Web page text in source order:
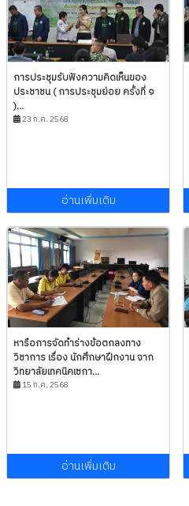
การประชุมรับฟังความคิดเห็นของ
ประชาชน ( การประชุมย่อย ครั้งที่ ๑
)...
23 ก.ค. 2568
อ่านเพิ่มเติม
หารือการจัดทำร่างข้อตกลงทาง
วิชาการ เรื่อง นักศึกษาฝึกงาน จาก
วิทยาลัยเทคนิคเซกา...
15 ก.ค. 2568
อ่านเพิ่มเติม